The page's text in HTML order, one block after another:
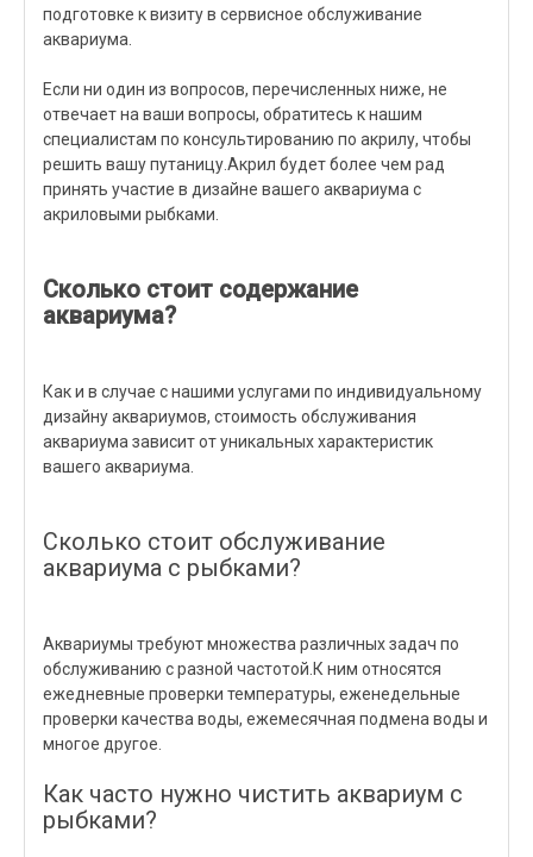
подготовке к визиту в сервисное обслуживание
аквариума.
Если ни один из вопросов, перечисленных ниже, не
отвечает на ваши вопросы, обратитесь к нашим
специалистам по консультированию по акрилу, чтобы
решить вашу путаницу.Акрил будет более чем рад
принять участие в дизайне вашего аквариума с
акриловыми рыбками.
Сколько стоит содержание
аквариума?
Как и в случае с нашими услугами по индивидуальному
дизайну аквариумов, стоимость обслуживания
аквариума зависит от уникальных характеристик
вашего аквариума.
Сколько стоит обслуживание
аквариума с рыбками?
Аквариумы требуют множества различных задач по
обслуживанию с разной частотой.К ним относятся
ежедневные проверки температуры, еженедельные
проверки качества воды, ежемесячная подмена воды и
многое другое.
Как часто нужно чистить аквариум с
рыбками?